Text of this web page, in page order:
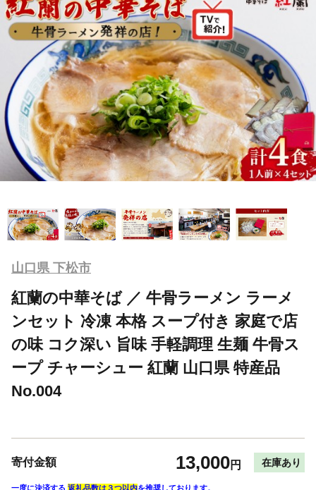
山口県 下松市
紅蘭の中華そば ／ 牛骨ラーメン ラーメ
ンセット 冷凍 本格 スープ付き 家庭で店
の味 コク深い 旨味 手軽調理 生麺 牛骨ス
ープ チャーシュー 紅蘭 山口県 特産品
No.004
寄付金額 13,000円 在庫あり
一度に決済する 返礼品数は３つ以内を推奨しております。